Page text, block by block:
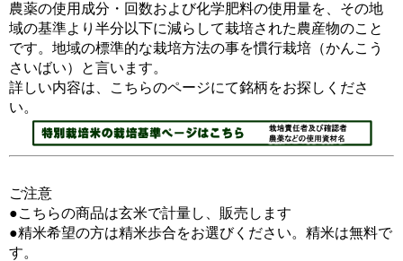
農薬の使用成分・回数および化学肥料の使用量を、その地
域の基準より半分以下に減らして栽培された農産物のこと
です。地域の標準的な栽培方法の事を慣行栽培（かんこう
さいばい）と言います。
詳しい内容は、こちらのページにて銘柄をお探しくださ
い。
ご注意
●こちらの商品は玄米で計量し、販売します
●精米希望の方は精米歩合をお選びください。精米は無料で
す。